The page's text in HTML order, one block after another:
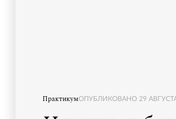
ПрактикумОПУБЛИКОВАНО 29